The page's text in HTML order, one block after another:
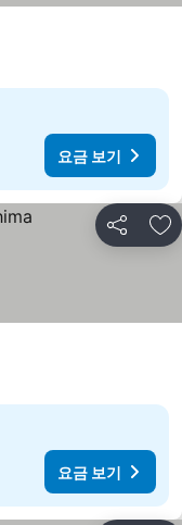
요금 보기
공유 즐
요금 보기